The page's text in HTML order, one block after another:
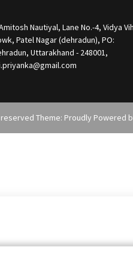
Nautiyal, Lane No.-4, Vidya
Patel Nagar (dehradun), PO:
Uttarakhand - 248001,
Theme: Proudly Powered